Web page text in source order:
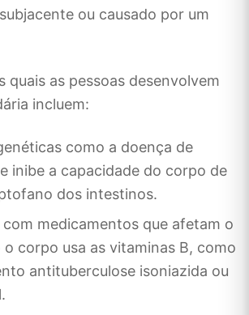
ou causado por um
quais as pessoas desenvolvem
incluem:
como a doença de
inibe a capacidade do corpo de
dos intestinos.
medicamentos que afetam o
corpo usa as vitaminas B, como
antituberculose isoniazida ou